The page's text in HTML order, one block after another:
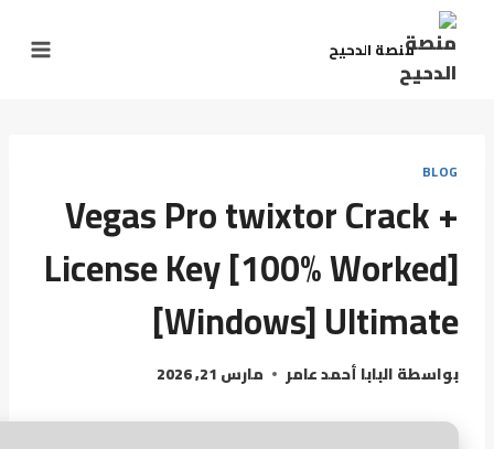
منصة الدحيح
BLOG
Vegas Pro twixtor Crack +
License Key [100% Worked]
[Windows] Ultimate
بواسطةالبابا أحمد عامر مارس 21, 2026